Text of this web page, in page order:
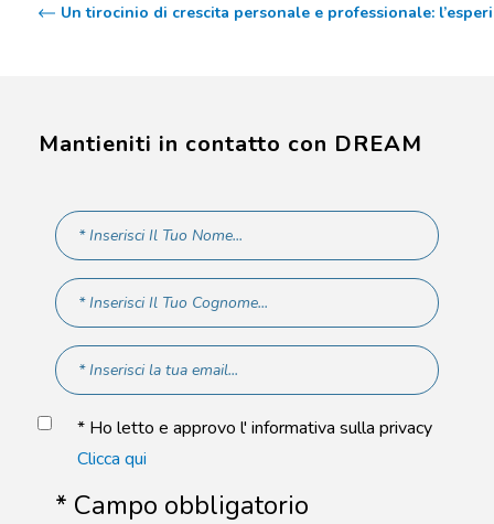
Un tirocinio di crescita personale e professionale:
Mantieniti in contatto con DREAM
* Ho letto e approvo l' informativa sulla privacy
Clicca qui
* Campo obbligatorio